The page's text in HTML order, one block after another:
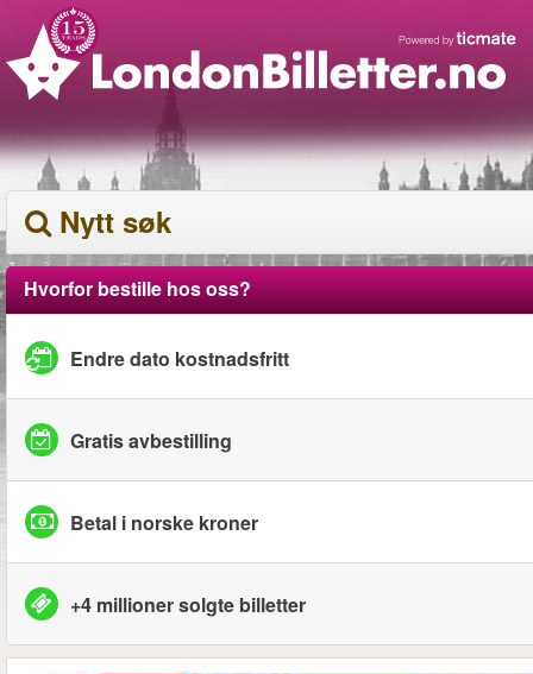
Nytt søk
Hvorfor bestille hos oss?
Endre dato kostnadsfritt
Gratis avbestilling
Betal i norske kroner
+4 millioner solgte billetter